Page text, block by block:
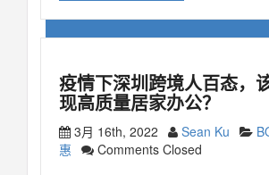
疫情下深圳跨境人百态，
现高质量居家办公？
3月 16th, 2022 Sean Ku
惠
Comments Closed